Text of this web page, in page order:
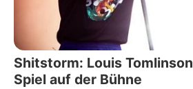
Shitstorm: Louis
Spiel auf der Bühne